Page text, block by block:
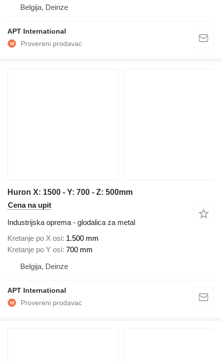
Belgija, Deinze
APT International
Huron X: 1500 - Y: 700 - Z: 500mm
Cena na upit
Industrijska oprema - glodalica za metal
Kretanje po X osi 1.500 mm
Kretanje po Y osi 700 mm
Belgija, Deinze
APT International